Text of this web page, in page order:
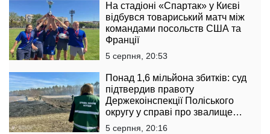
На стадіоні «Спартак» у Києві
відбувся товариський матч між
командами посольств США та
Франції
5 серпня, 20:53
Понад 1,6 мільйона збитків: суд
підтвердив правоту
Держекоінспекції Поліського
округу у справі про звалище
тирси
5 серпня, 20:16